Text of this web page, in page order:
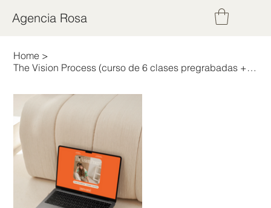
Agencia Rosa
Home >
The Vision Process (curso de 6 clases pregrabadas + 2 plantillas de documentos)